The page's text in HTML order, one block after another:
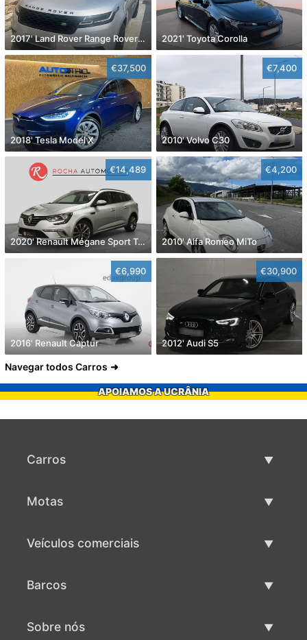
2017' Land Rover Range Rover Velar 2021' Toyota Corolla
€37,500
2018' Tesla Model X
€7,400
2010' Volvo C30
€14,489
2020' Renault Mégane Sport Tourer
€4,200
2010' Alfa Romeo MiTo
€6,990
2016' Renault Captur
€30,900
2012' Audi S5
Navegar todos Carros
APOIAMOS A UCRÂNIA
Carros
Motas
Veículos comerciais
Barcos
Sobre nós